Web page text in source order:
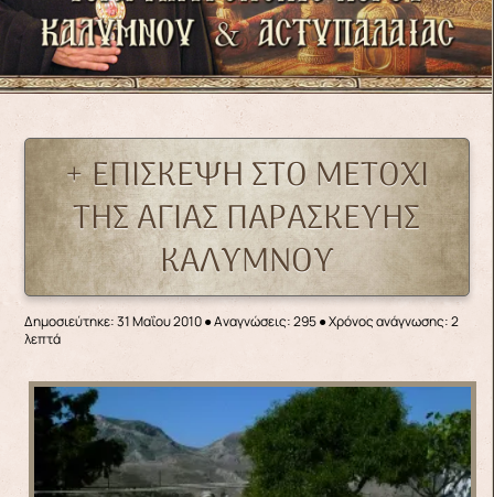
+ ΕΠΙΣΚΕΨΗ ΣΤΟ ΜΕΤΟΧΙ
ΤΗΣ ΑΓΙΑΣ ΠΑΡΑΣΚΕΥΗΣ
ΚΑΛΥΜΝΟΥ
Δημοσιεύτηκε: 31 Μαΐου 2010●Αναγνώσεις: 295● Χρόνος ανάγνωσης: 2
λεπτά